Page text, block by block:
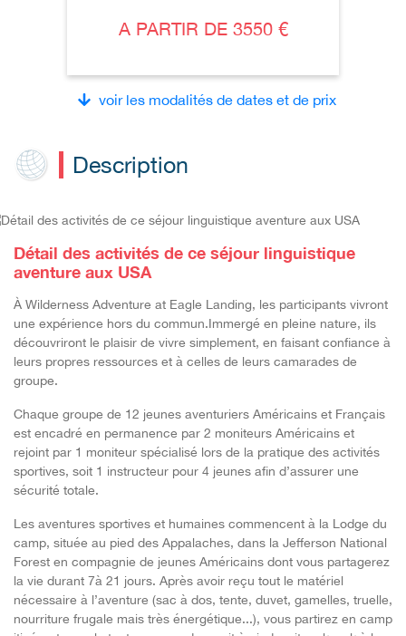
A PARTIR DE 3550 €
voir les modalités de dates et de prix
Description
Détail des activités de ce séjour linguistique
aventure aux USA
À Wilderness Adventure at Eagle Landing, les participants vivront
une expérience hors du commun.Immergé en pleine nature, ils
découvriront le plaisir de vivre simplement, en faisant confiance à
leurs propres ressources et à celles de leurs camarades de
groupe.
Chaque groupe de 12 jeunes aventuriers Américains et Français
est encadré en permanence par 2 moniteurs Américains et
rejoint par 1 moniteur spécialisé lors de la pratique des activités
sportives, soit 1 instructeur pour 4 jeunes afin d’assurer une
sécurité totale.
Les aventures sportives et humaines commencent à la Lodge du
camp, située au pied des Appalaches, dans la Jefferson National
Forest en compagnie de jeunes Américains dont vous partagerez
la vie durant 7à 21 jours. Après avoir reçu tout le matériel
nécessaire à l’aventure (sac à dos, tente, duvet, gamelles, truelle,
nourriture frugale mais très énergétique...), vous partirez en camp